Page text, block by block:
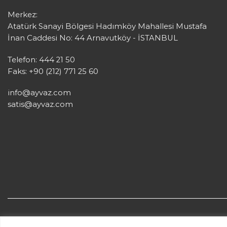
Merkez:
Atatürk Sanayi Bölgesi Hadımköy Mahallesi Mustafa
İnan Caddesi No: 44 Arnavutköy - İSTANBUL
Telefon: 444 21 50
Faks: +90 (212) 771 25 60
info@ayvaz.com
satis@ayvaz.com